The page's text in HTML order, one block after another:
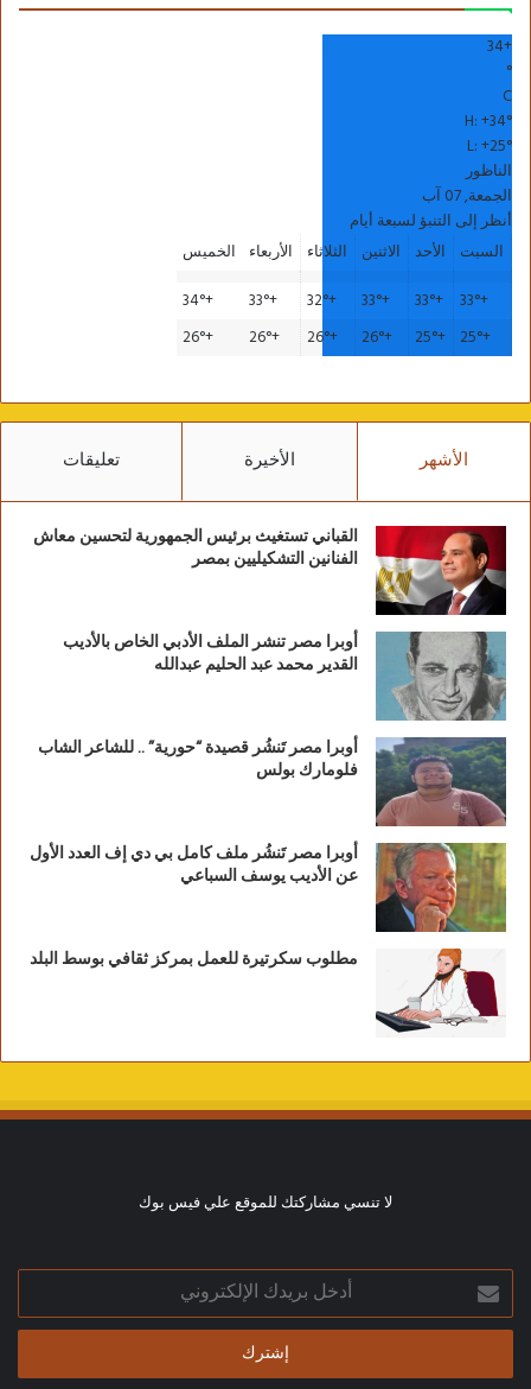
+
34
°
C
H:+34°
L:+25°
الناظور
الجمعة, 07 آب
أنظر إلى التنبؤ لسبعة أيام
السبت
الأحد الاثنين الثلاثاء الأربعاء
الخميس
+
33°
+
33°
+
33°
+
32°
+
33°
+
34°
+
25°
+
25°
+
26°
+
26°
+
26°
+
26°
الأشهر الأخيرة تعليقات
القباني تستغيث برئيس الجمهورية لتحسين معاش
الفنانين التشكيليين بمصر
أوبرا مصر تنشر الملف الأدبي الخاص بالأديب
القدير محمد عبد الحليم عبدالله
أوبرا مصر تَنشُر قصيدة “حورية” .. للشاعر الشاب
فلومارك بولس
أوبرا مصر تَنشُر ملف كامل بي دي إف العدد الأول
عن الأديب يوسف السباعي
مطلوب سكرتيرة للعمل بمركز ثقافي بوسط البلد
لا تنسي مشاركتك للموقع علي فيس بوك
أدخل
بريدك
الإلكتروني